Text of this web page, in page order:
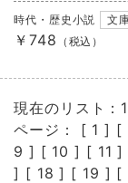
時代・歴史小説 文
￥748 （税込）
現在のリスト：
ページ： [ 1 ] [
9 ] [ 10 ] [ 11 ]
] [ 18 ] [ 19 ] [